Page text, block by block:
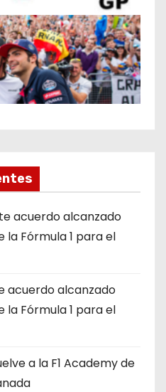
acuerdo alcanzado
la Fórmula 1 para el
acuerdo alcanzado
la Fórmula 1 para el
a la F1 Academy de